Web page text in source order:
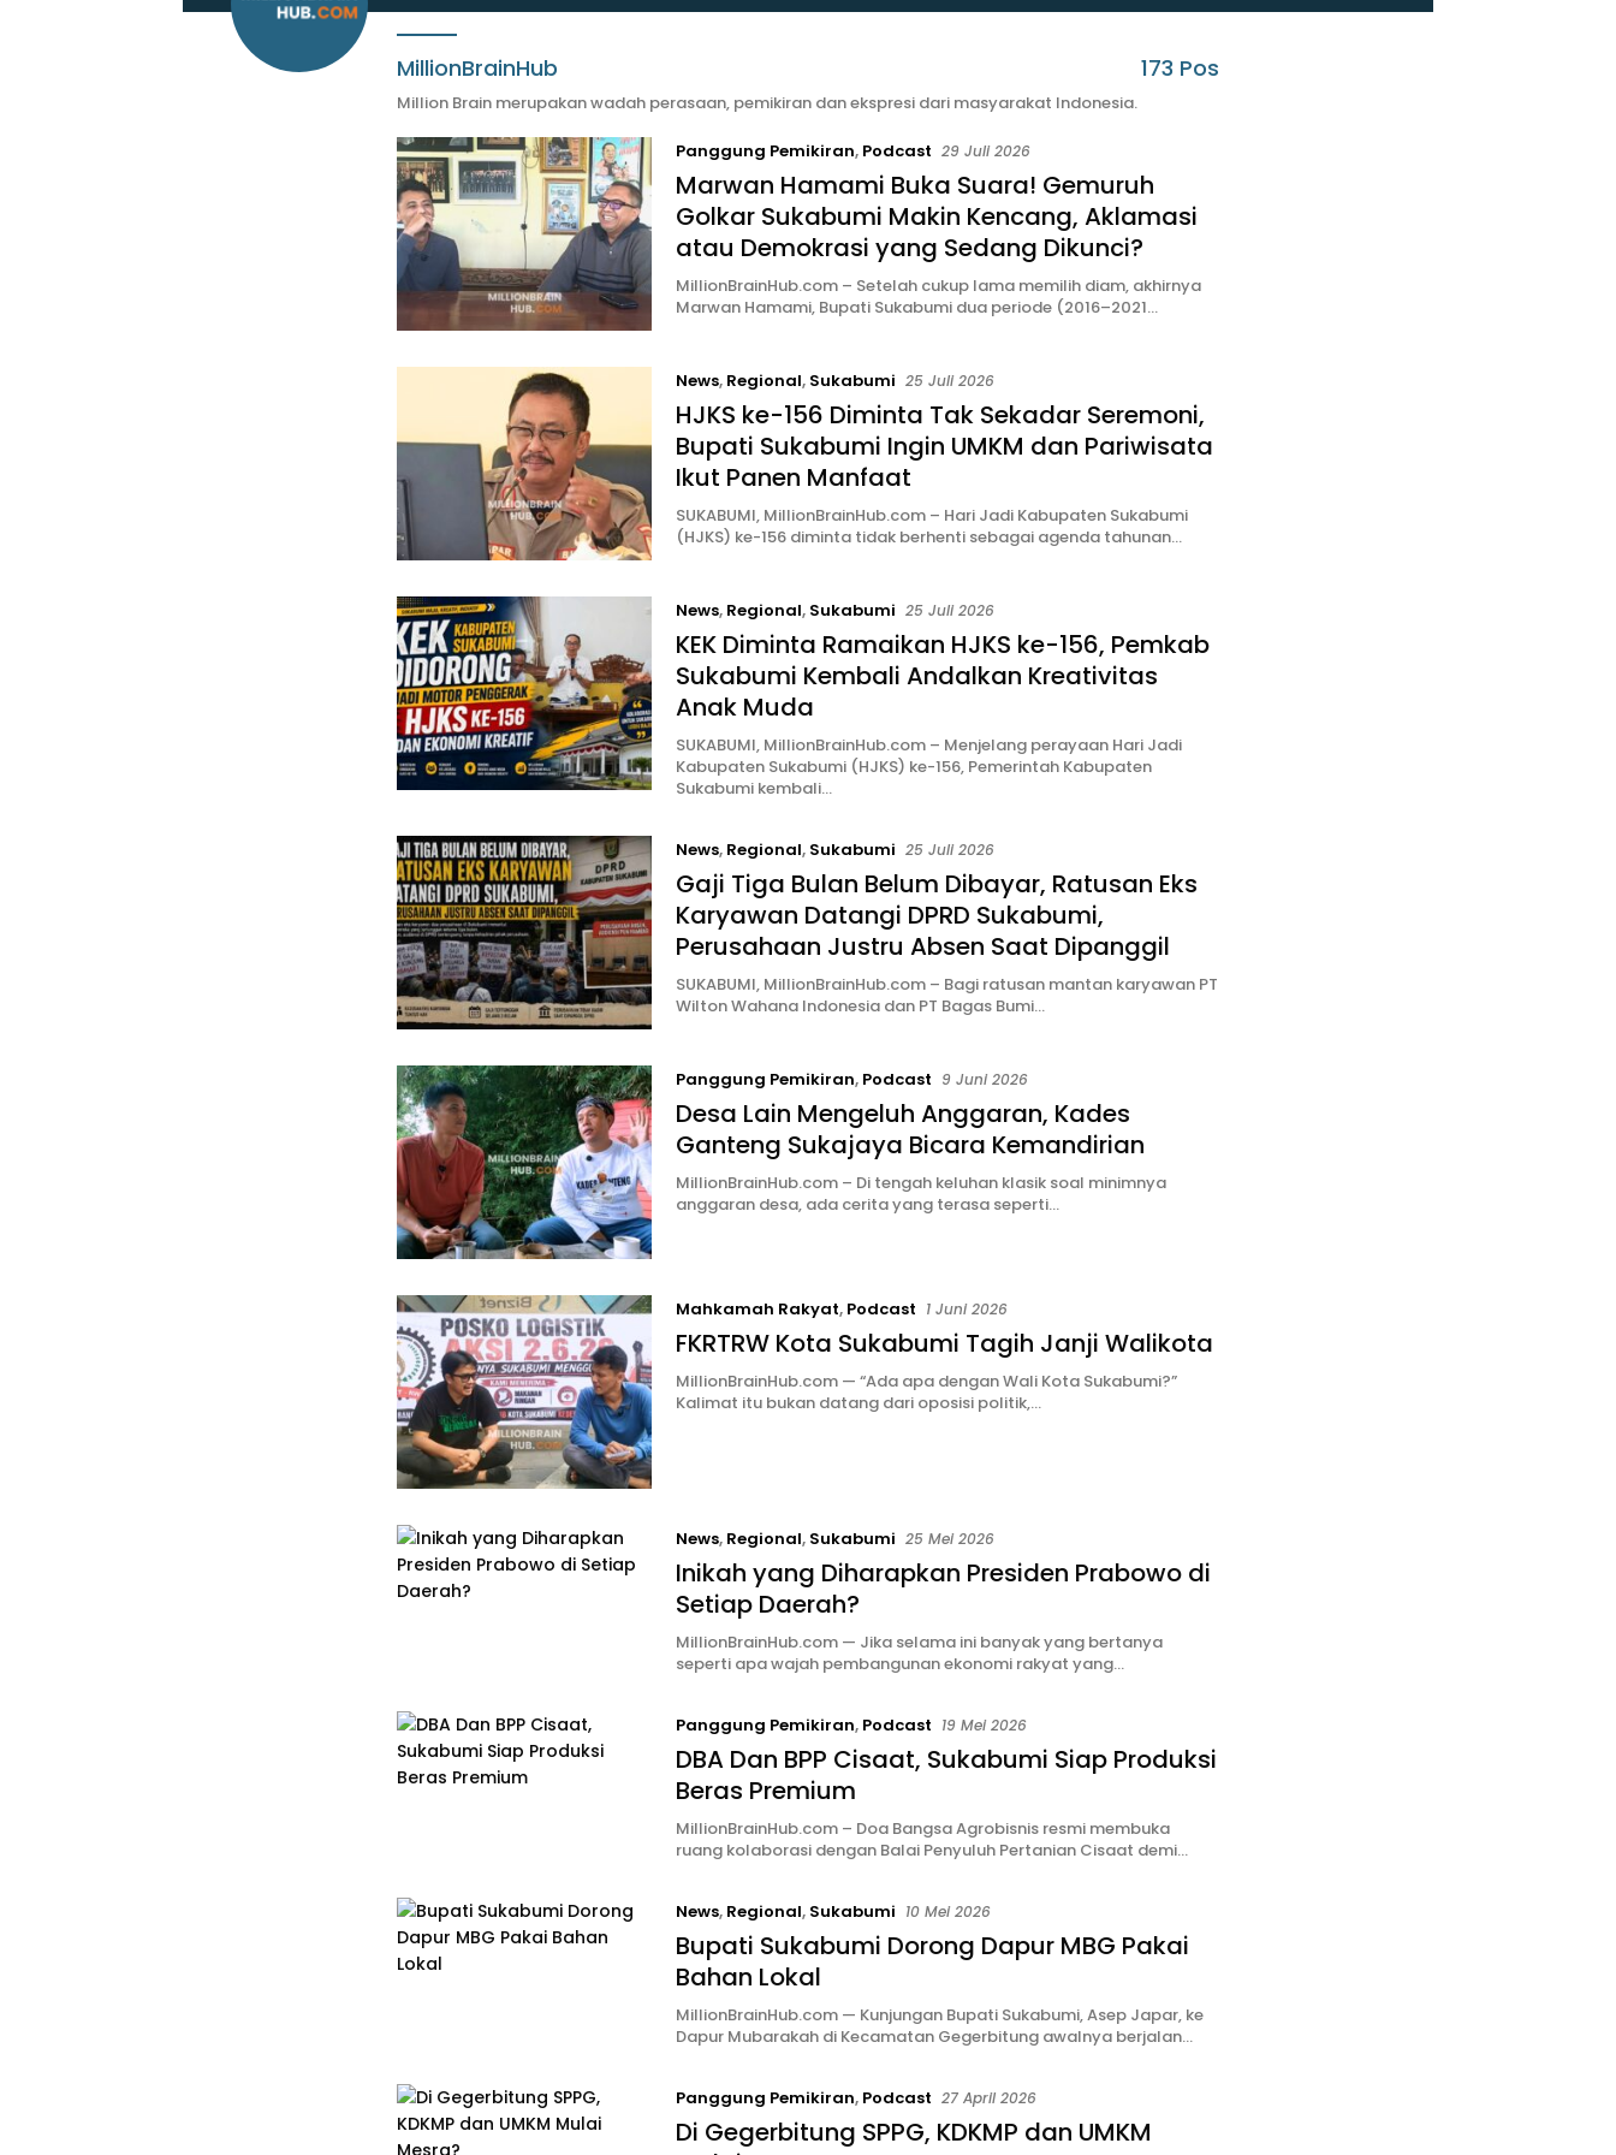
MillionBrainHub 173 Pos
Million Brain merupakan wadah perasaan, pemikiran dan ekspresi dari masyarakat Indonesia.
Panggung Pemikiran, Podcast 29 Juli 2026
Marwan Hamami Buka Suara! Gemuruh
Golkar Sukabumi Makin Kencang, Aklamasi
atau Demokrasi yang Sedang Dikunci?
MillionBrainHub.com – Setelah cukup lama memilih diam, akhirnya
Marwan Hamami, Bupati Sukabumi dua periode (2016–2021…
News, Regional, Sukabumi 25 Juli 2026
HJKS ke-156 Diminta Tak Sekadar Seremoni,
Bupati Sukabumi Ingin UMKM dan Pariwisata
Ikut Panen Manfaat
SUKABUMI, MillionBrainHub.com – Hari Jadi Kabupaten Sukabumi
(HJKS) ke-156 diminta tidak berhenti sebagai agenda tahunan…
News, Regional, Sukabumi 25 Juli 2026
KEK Diminta Ramaikan HJKS ke-156, Pemkab
Sukabumi Kembali Andalkan Kreativitas
Anak Muda
SUKABUMI, MillionBrainHub.com – Menjelang perayaan Hari Jadi
Kabupaten Sukabumi (HJKS) ke-156, Pemerintah Kabupaten
Sukabumi kembali…
News, Regional, Sukabumi 25 Juli 2026
Gaji Tiga Bulan Belum Dibayar, Ratusan Eks
Karyawan Datangi DPRD Sukabumi,
Perusahaan Justru Absen Saat Dipanggil
SUKABUMI, MillionBrainHub.com – Bagi ratusan mantan karyawan PT
Wilton Wahana Indonesia dan PT Bagas Bumi…
Panggung Pemikiran, Podcast 9 Juni 2026
Desa Lain Mengeluh Anggaran, Kades
Ganteng Sukajaya Bicara Kemandirian
MillionBrainHub.com – Di tengah keluhan klasik soal minimnya
anggaran desa, ada cerita yang terasa seperti…
Mahkamah Rakyat, Podcast 1 Juni 2026
FKRTRW Kota Sukabumi Tagih Janji Walikota
MillionBrainHub.com — “Ada apa dengan Wali Kota Sukabumi?”
Kalimat itu bukan datang dari oposisi politik,…
News, Regional, Sukabumi 25 Mei 2026
Inikah yang Diharapkan Presiden Prabowo di
Setiap Daerah?
MillionBrainHub.com — Jika selama ini banyak yang bertanya
seperti apa wajah pembangunan ekonomi rakyat yang…
Panggung Pemikiran, Podcast 19 Mei 2026
DBA Dan BPP Cisaat, Sukabumi Siap Produksi
Beras Premium
MillionBrainHub.com – Doa Bangsa Agrobisnis resmi membuka
ruang kolaborasi dengan Balai Penyuluh Pertanian Cisaat demi…
News, Regional, Sukabumi 10 Mei 2026
Bupati Sukabumi Dorong Dapur MBG Pakai
Bahan Lokal
MillionBrainHub.com — Kunjungan Bupati Sukabumi, Asep Japar, ke
Dapur Mubarakah di Kecamatan Gegerbitung awalnya berjalan…
Panggung Pemikiran, Podcast 27 April 2026
Di Gegerbitung SPPG, KDKMP dan UMKM